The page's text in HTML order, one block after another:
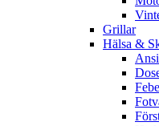
Grillar
Hälsa &